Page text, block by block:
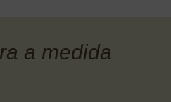
a medida